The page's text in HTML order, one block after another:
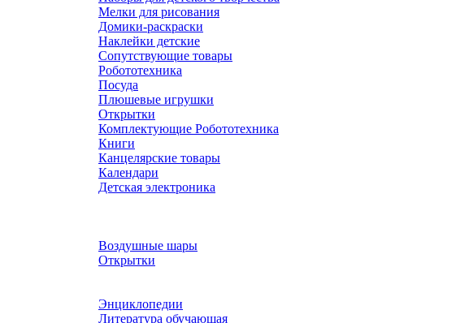
Мелки для рисования
Домики-раскраски
Наклейки детские
Сопутствующие товары
Робототехника
Посуда
Плюшевые игрушки
Открытки
Комплектующие Робототехника
Книги
Канцелярские товары
Календари
Детская электроника
Воздушные шары
Открытки
Энциклопедии
Литература обучающая